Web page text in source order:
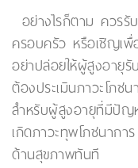
อย่างไรก็ตาม ควรรั
ครอบครัว หรือเชิญเพื่
อย่าปล่อยให้ผู้สูงอายุ
ต้องประเมินภาวะโภช
สำหรับผู้สูงอายุที่มีปัญ
เกิดภาวะทุพโภชนาก
ด้านสุขภาพทันที